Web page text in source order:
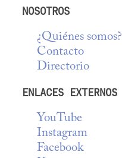
NOSOTROS
¿Quiénes somos?
Contacto
Directorio
ENLACES EXTERNOS
YouTube
Instagram
Facebook